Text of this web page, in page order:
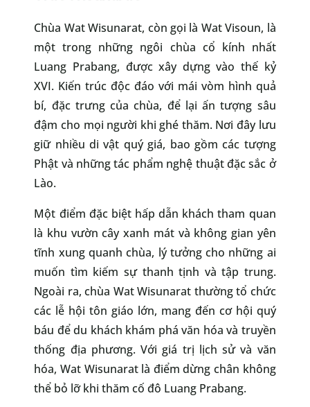
Chùa Wat Wisunarat, còn gọi là Wat Visoun, là
một trong những ngôi chùa cổ kính nhất
Luang Prabang, được xây dựng vào thế kỷ
XVI. Kiến trúc độc đáo với mái vòm hình quả
bí, đặc trưng của chùa, để lại ấn tượng sâu
đậm cho mọi người khi ghé thăm. Nơi đây lưu
giữ nhiều di vật quý giá, bao gồm các tượng
Phật và những tác phẩm nghệ thuật đặc sắc ở
Lào.
Một điểm đặc biệt hấp dẫn khách tham quan
là khu vườn cây xanh mát và không gian yên
tĩnh xung quanh chùa, lý tưởng cho những ai
muốn tìm kiếm sự thanh tịnh và tập trung.
Ngoài ra, chùa Wat Wisunarat thường tổ chức
các lễ hội tôn giáo lớn, mang đến cơ hội quý
báu để du khách khám phá văn hóa và truyền
thống địa phương. Với giá trị lịch sử và văn
hóa, Wat Wisunarat là điểm dừng chân không
thể bỏ lỡ khi thăm cố đô Luang Prabang.